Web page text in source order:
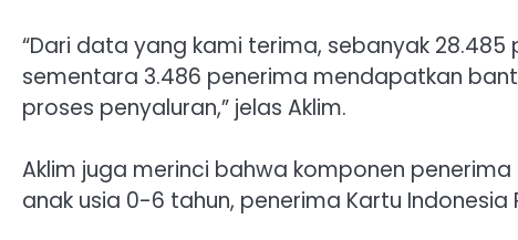
“Dari data yang kami terima, sebanyak 28.485
sementara 3.486 penerima mendapatkan
proses penyaluran,” jelas Aklim.
Aklim juga merinci bahwa komponen
anak usia 0-6 tahun, penerima Kartu